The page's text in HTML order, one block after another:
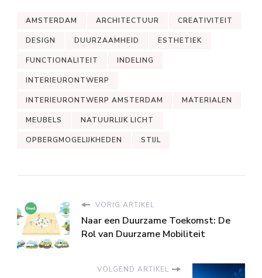
AMSTERDAM ARCHITECTUUR CREATIVITEIT
DESIGN DUURZAAMHEID ESTHETIEK
FUNCTIONALITEIT INDELING
INTERIEURONTWERP
INTERIEURONTWERP AMSTERDAM MATERIALEN
MEUBELS NATUURLIJK LICHT
OPBERGMOGELIJKHEDEN STIJL
VORIG ARTIKEL
Naar een Duurzame Toekomst: De
Rol van Duurzame Mobiliteit
VOLGEND ARTIKEL